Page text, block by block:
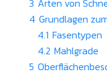
4 Grundlagen
4.1 Fasentypen
4.2 Mahlgrade
5